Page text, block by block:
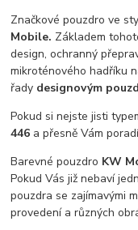
Značkové pouzdro ve
Mobile. Základem
design, ochranný
mikroténového hadříku
řady designovým
Pokud si nejste jisti
446 a přesně Vám
Barevné pouzdro KW
Pokud Vás již nebaví
pouzdra se zajímavými
provedení a různých